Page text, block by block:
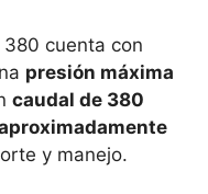
cuenta con
presión máxima
caudal de 380
y manejo.